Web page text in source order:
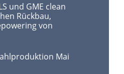
und GME clean
Rückbau,
von
Mai